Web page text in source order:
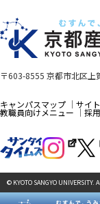
〒603-8555 京都市北区上
キャンパスマップ サイ
教職員向けメニュー 採
© KYOTO SANGYO